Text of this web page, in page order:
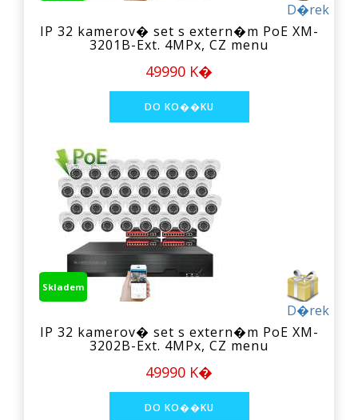
D�rek
IP 32 kamerov� set s extern�m PoE XM-
3201B-Ext. 4MPx, CZ menu
49990 K�
D�rek
Skladem
IP 32 kamerov� set s extern�m PoE XM-
3202B-Ext. 4MPx, CZ menu
49990 K�